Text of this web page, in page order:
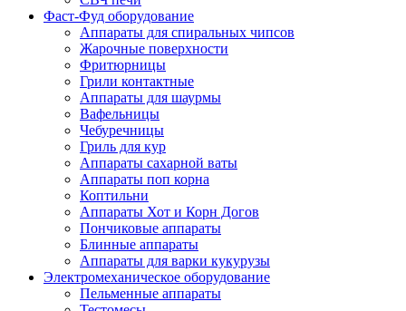
Фаст-Фуд оборудование
Аппараты для спиральных чипсов
Жарочные поверхности
Фритюрницы
Грили контактные
Аппараты для шаурмы
Вафельницы
Чебуречницы
Гриль для кур
Аппараты сахарной ваты
Аппараты поп корна
Коптильни
Аппараты Хот и Корн Догов
Пончиковые аппараты
Блинные аппараты
Аппараты для варки кукурузы
Электромеханическое оборудование
Пельменные аппараты